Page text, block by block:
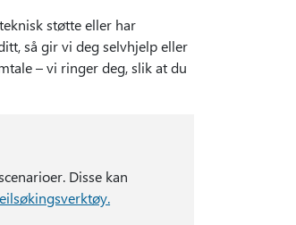
støtte eller har
så gir vi deg selvhjelp eller
– vi ringer deg, slik at du
Disse kan